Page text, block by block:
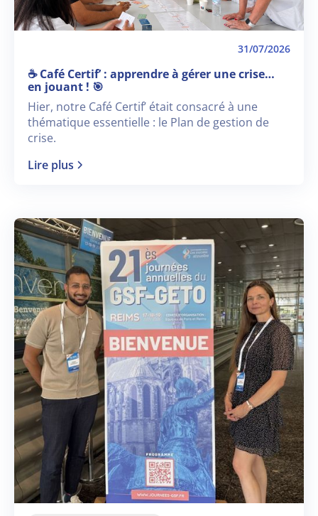
31/07/2026
☕ Café Certif’ : apprendre à gérer une crise…
en jouant ! 🎯
Hier, notre Café Certif’ était consacré à une
thématique essentielle : le Plan de gestion de
crise.
Lire plus